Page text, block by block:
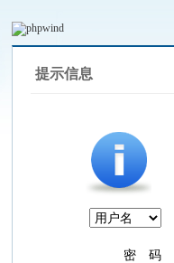
提示信息
密 码